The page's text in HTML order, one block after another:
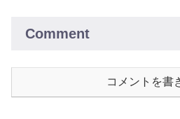
Comment
コメントを書